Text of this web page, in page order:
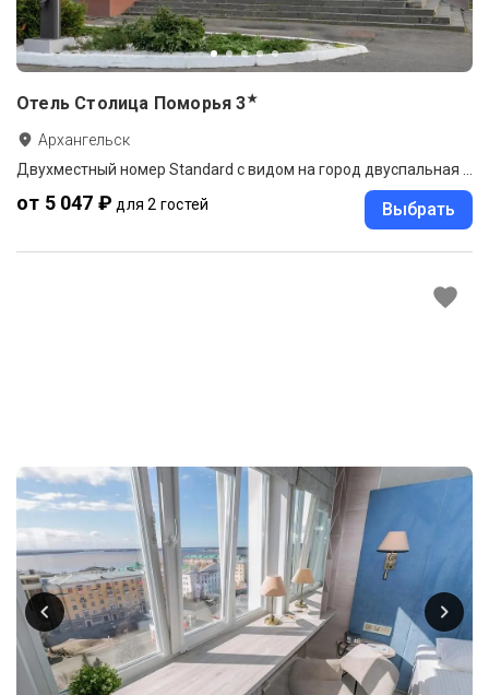
Отель Столица Поморья 3★
Архангельск
от 5 047 ₽ для 2 гостей Выбрать